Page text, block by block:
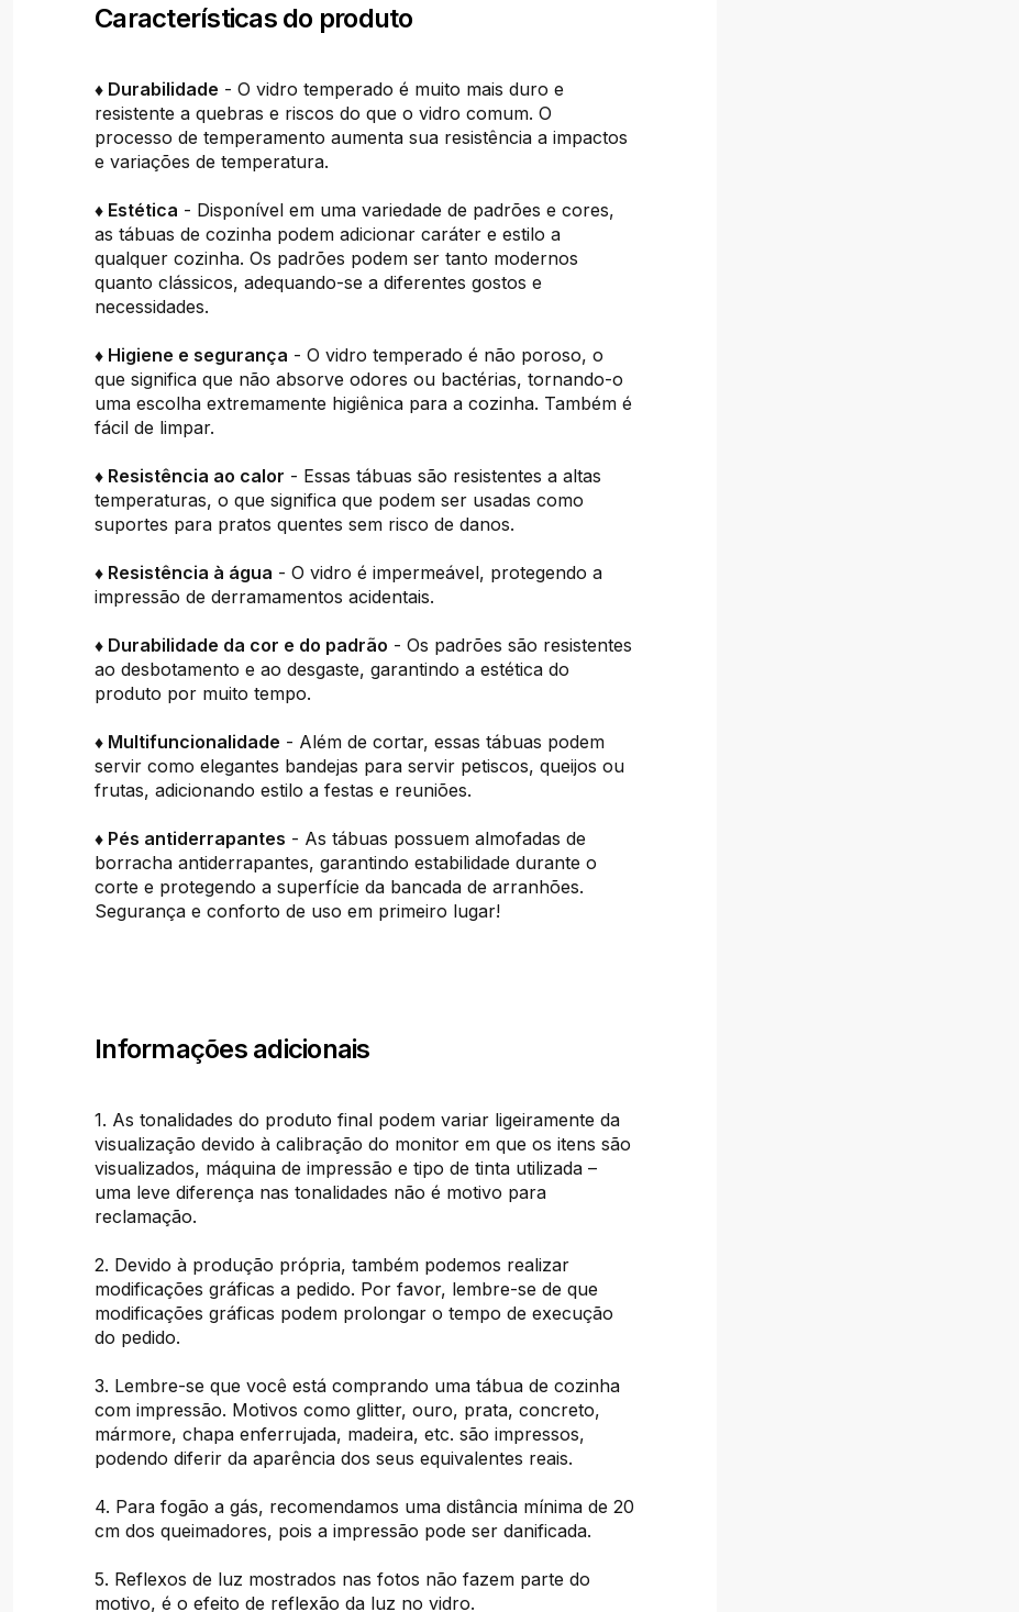
Características do produto
♦ Durabilidade - O vidro temperado é muito mais duro e
resistente a quebras e riscos do que o vidro comum. O
processo de temperamento aumenta sua resistência a impactos
e variações de temperatura.
♦ Estética - Disponível em uma variedade de padrões e cores,
as tábuas de cozinha podem adicionar caráter e estilo a
qualquer cozinha. Os padrões podem ser tanto modernos
quanto clássicos, adequando-se a diferentes gostos e
necessidades.
♦ Higiene e segurança - O vidro temperado é não poroso, o
que significa que não absorve odores ou bactérias, tornando-o
uma escolha extremamente higiênica para a cozinha. Também é
fácil de limpar.
♦ Resistência ao calor - Essas tábuas são resistentes a altas
temperaturas, o que significa que podem ser usadas como
suportes para pratos quentes sem risco de danos.
♦ Resistência à água - O vidro é impermeável, protegendo a
impressão de derramamentos acidentais.
♦ Durabilidade da cor e do padrão - Os padrões são resistentes
ao desbotamento e ao desgaste, garantindo a estética do
produto por muito tempo.
♦ Multifuncionalidade - Além de cortar, essas tábuas podem
servir como elegantes bandejas para servir petiscos, queijos ou
frutas, adicionando estilo a festas e reuniões.
♦ Pés antiderrapantes - As tábuas possuem almofadas de
borracha antiderrapantes, garantindo estabilidade durante o
corte e protegendo a superfície da bancada de arranhões.
Segurança e conforto de uso em primeiro lugar!
Informações adicionais
1. As tonalidades do produto final podem variar ligeiramente da
visualização devido à calibração do monitor em que os itens são
visualizados, máquina de impressão e tipo de tinta utilizada –
uma leve diferença nas tonalidades não é motivo para
reclamação.
2. Devido à produção própria, também podemos realizar
modificações gráficas a pedido. Por favor, lembre-se de que
modificações gráficas podem prolongar o tempo de execução
do pedido.
3. Lembre-se que você está comprando uma tábua de cozinha
com impressão. Motivos como glitter, ouro, prata, concreto,
mármore, chapa enferrujada, madeira, etc. são impressos,
podendo diferir da aparência dos seus equivalentes reais.
4. Para fogão a gás, recomendamos uma distância mínima de 20
cm dos queimadores, pois a impressão pode ser danificada.
5. Reflexos de luz mostrados nas fotos não fazem parte do
motivo, é o efeito de reflexão da luz no vidro.